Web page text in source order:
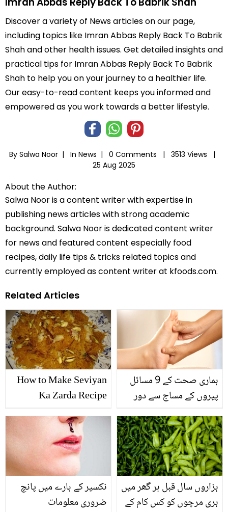
Discover a variety of News articles on our page,
including topics like Imran Abbas Reply Back To Babrik
Shah and other health issues. Get detailed insights and
practical tips for Imran Abbas Reply Back To Babrik
Shah to help you on your journey to a healthier life.
Our easy-to-read content keeps you informed and
empowered as you work towards a better lifestyle.
By Salwa Noor | In News | 0 Comments |
3513 Views |
25 Aug 2025
About the Author:
Salwa Noor is a content writer with expertise in
publishing news articles with strong academic
background. Salwa Noor is dedicated content writer
for news and featured content especially food
recipes, daily life tips & tricks related topics and
currently employed as content writer at kfoods.com.
Related Articles
How to Make Seviyan
Ka Zarda Recipe
ہماری صحت کے 9 مسائل
پیروں کے مساج سے دور
نکسیر کے بارے میں پانچ
ضروری معلومات
ہزاروں سال قبل ہر گھر میں
ہری مرچوں کو کس کام کے